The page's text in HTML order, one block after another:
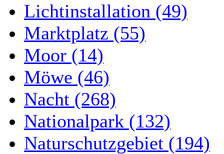
Lichtinstallation (49)
Marktplatz (55)
Moor (14)
Möwe (46)
Nacht (268)
Nationalpark (132)
Naturschutzgebiet (194)